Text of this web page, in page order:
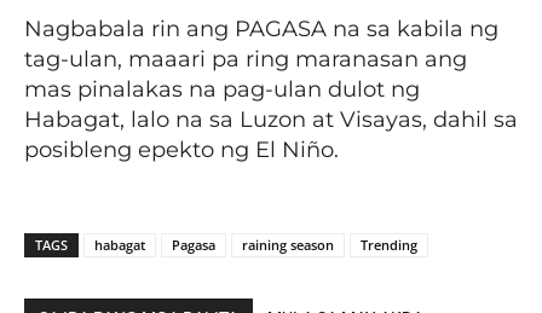
Nagbabala rin ang PAGASA na sa kabila ng
tag-ulan, maaari pa ring maranasan ang
mas pinalakas na pag-ulan dulot ng
Habagat, lalo na sa Luzon at Visayas, dahil sa
posibleng epekto ng El Niño.
TAGS habagat Pagasa raining season Trending